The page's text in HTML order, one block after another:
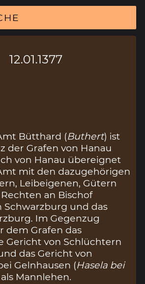
12.01.1377
Bütthard (Buthert) ist
der Grafen von Hanau
von Hanau übereignet
mit den dazugehörigen
Leibeigenen, Gütern
an Bischof
Schwarzburg und das
Im Gegenzug
dem Grafen das
Gericht von Schlüchtern
das Gericht von
Gelnhausen (Hasela bei
als Mannlehen.